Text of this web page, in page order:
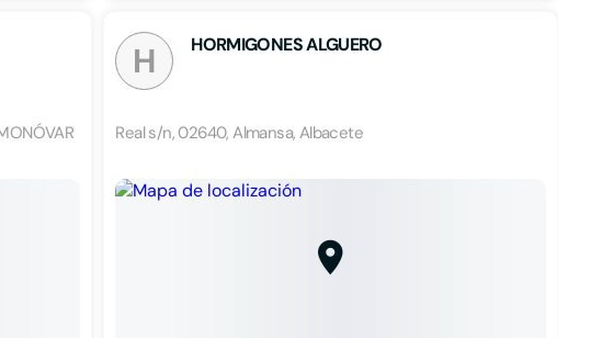
H HORMIGONES ALGUERO
Real s/n, 02640, Almansa, Albacete